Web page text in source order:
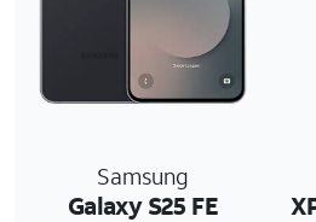
Samsung
Galaxy S25 FE